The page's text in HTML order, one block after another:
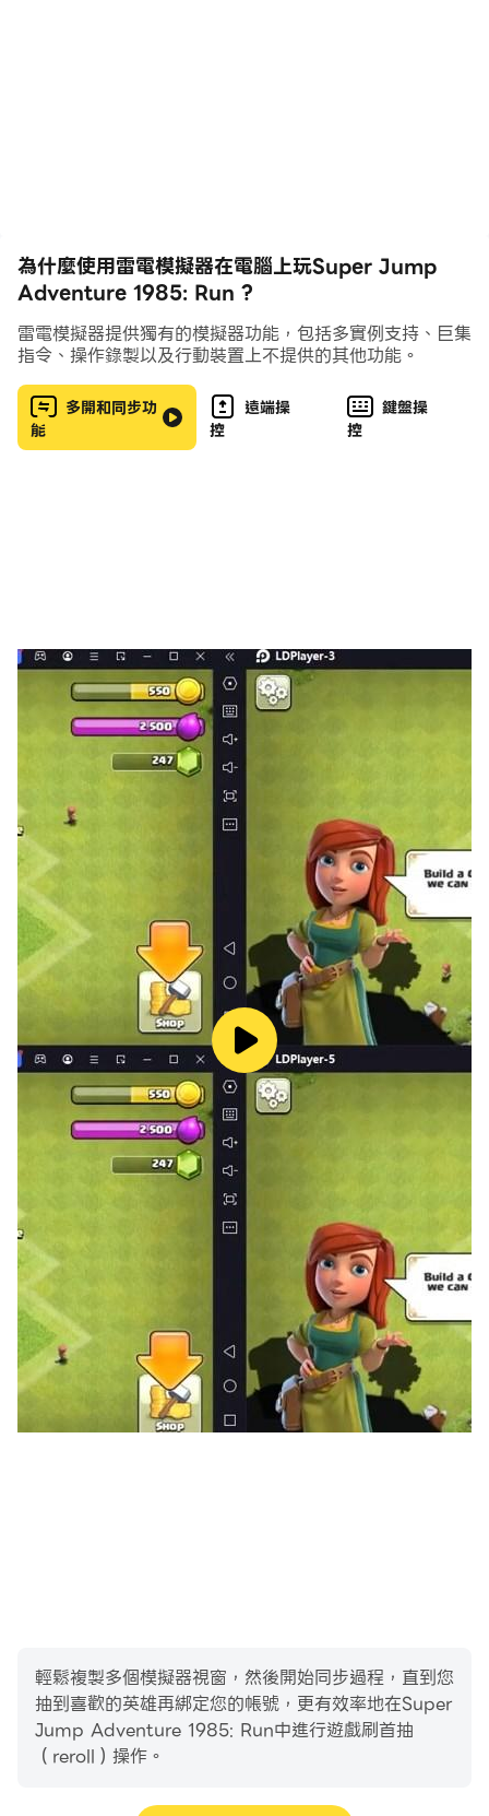
全新的機制與經典的 Super Jump 遊戲風格，Super
Jump Adventure 1985 是現代與復古的完美結合！
- 具有流暢動畫的像素圖形
- 經典的 8 位音樂
- 直觀的觸摸屏控制
-獎金獎勵等級
- 適合所有年齡段
- 智能手機和平板電腦支持
怎麼玩：
-[箭頭鍵]：跳躍和奔跑
-[心]：額外的生命
-[花]：額外的彈藥
-[STAR]：盾牌
-[靴子]：速度
-[KEY]：解鎖寶箱
為什麼使用雷電模擬器在電腦上玩Super Jump
Adventure 1985: Run ?
雷電模擬器提供獨有的模擬器功能，包括多實例支持、巨集
指令、操作錄製以及行動裝置上不提供的其他功能。
多開和同步功
能
遠端操
控
鍵盤操
控
輕鬆複製多個模擬器視窗，然後開始同步過程，直到您
抽到喜歡的英雄再綁定您的帳號，更有效率地在Super
Jump Adventure 1985: Run中進行遊戲刷首抽
（reroll）操作。